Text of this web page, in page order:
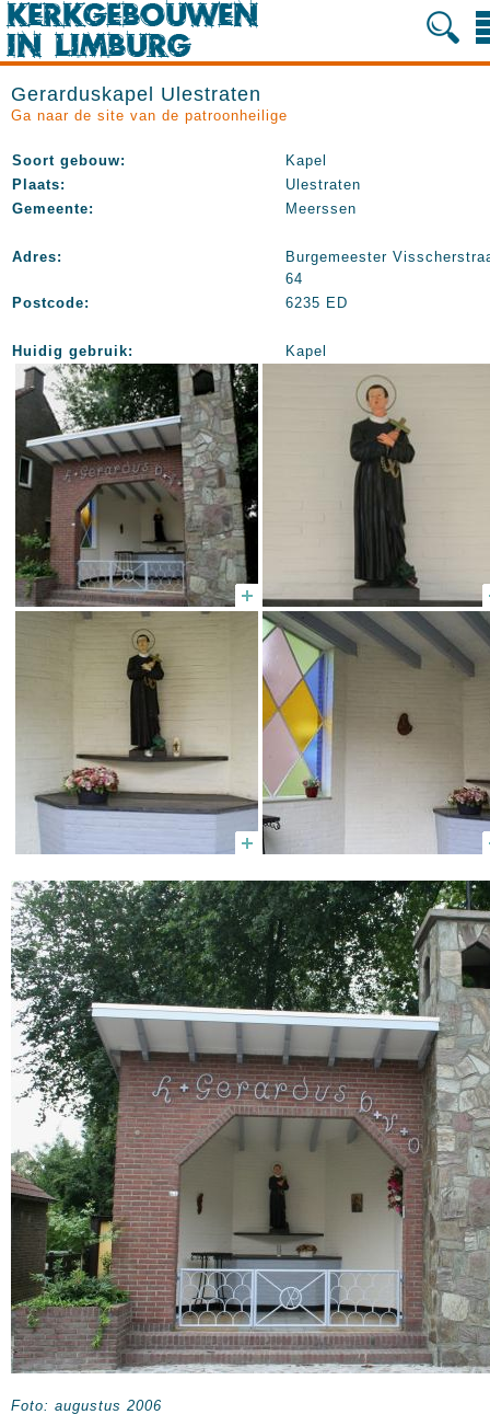
Gerarduskapel Ulestraten
Ga naar de site van de patroonheilige
Soort gebouw:
Kapel
Plaats:
Ulestraten
Gemeente:
Meerssen
Adres:
Burgemeester
64
Postcode:
6235 ED
Huidig gebruik: Kapel
Foto: augustus 2006